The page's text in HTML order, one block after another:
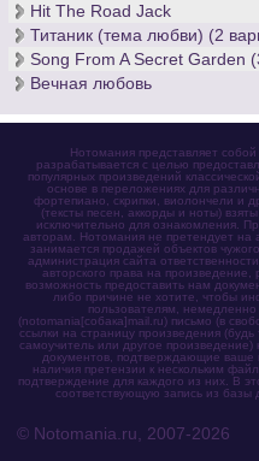
Hit The Road Jack
Титаник (тема любви) (2
Song From A Secret Garden
Вечная любовь
Нотомания представляет
разрабатывается с целью
популярных произведений
основе в переложениях для
фортепиано, скрипки, виолончели и
(тексты песен, аккорды и ноты)
исключительно для ознакомления.
авторам. Нотомания не претендует на
занимается продажей объектов
администрация сайта
авторского права на
возможность предоставить нам
либо причине не хотите, чтобы
пользователям,
(notomania[собака]mail.ru) письмо (в
ссылки на страницу произведения
самоучитель или другое
документов, подтверждающие ваше
наличия претензии к нескольким
подтверждение для каждого из них. В
соответствующую запись из базы
© Notomania.ru, 2007-2026